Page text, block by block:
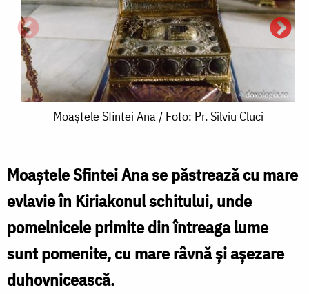
Moaștele
/
Foto:
Pr.
Silviu
Cluci
Moaștele Sfintei Ana / Foto: Pr. Silviu Cluci
Moaştele Sfintei Ana se păstrează cu mare
evlavie în Kiriakonul schitului, unde
pomelnicele primite din întreaga lume
sunt pomenite, cu mare râvnă şi aşezare
duhovnicească.